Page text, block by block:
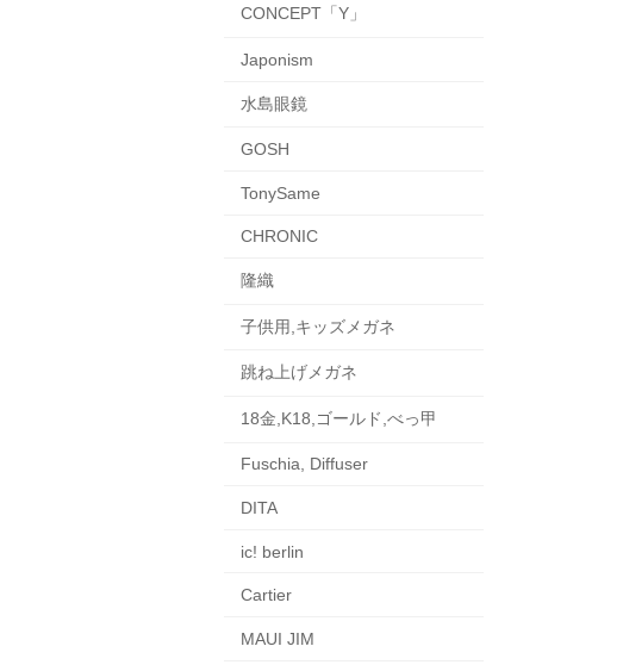
CONCEPT「Y」
Japonism
水島眼鏡
GOSH
TonySame
CHRONIC
隆織
子供用,キッズメガネ
跳ね上げメガネ
18金,K18,ゴールド,べっ甲
Fuschia, Diffuser
DITA
ic! berlin
Cartier
MAUI JIM